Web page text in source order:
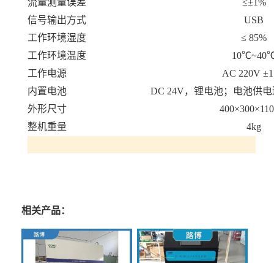
信号输出方式
USB
工作环境湿度
≤ 85%
工作环境温度 10℃~4
工作电源
AC 220V
内置电池
DC 24V，锂电池；电池供
外形尺寸
400
整机重量
4kg
相关产品：